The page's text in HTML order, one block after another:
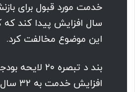
خدمت مورد قبول برای
سال افزایش پیدا کند که
این موضوع مخالفت کرد.
بند د تبصره ۲۰
افزایش